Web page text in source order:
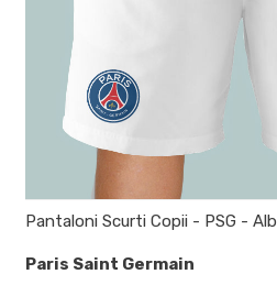
Paris Saint Germain
Pantaloni Scurti Copii - PSG - Alb